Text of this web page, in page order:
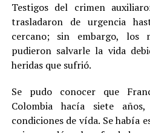
Testigos del crimen
trasladaron de urgencia
cercano; sin embargo, los
pudieron salvarle la vida
heridas que sufrió.
Se pudo conocer que
Colombia hacía siete
condiciones de vída. Se había